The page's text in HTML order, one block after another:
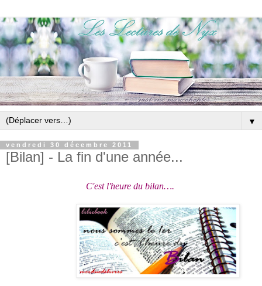
▼
vendredi 30 décembre 2011
[Bilan] - La fin d'une année...
C'est l'heure du bilan….